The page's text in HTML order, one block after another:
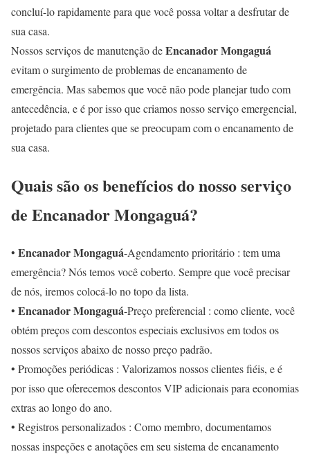
concluí-lo rapidamente para que você possa voltar a desfrutar de
sua casa.
Nossos serviços de manutenção deEncanador Mongaguá
evitam o surgimento de problemas de encanamento de
emergência. Mas sabemos que você não pode planejar tudo com
antecedência, e é por isso que criamos nosso serviço emergencial,
projetado para clientes que se preocupam com o encanamento de
sua casa.
Quais são os benefícios do nosso serviço
de Encanador Mongaguá?
• Encanador Mongaguá-Agendamento prioritário : tem uma
emergência? Nós temos você coberto. Sempre que você precisar
de nós, iremos colocá-lo no topo da lista.
• Encanador Mongaguá-Preço preferencial : como cliente, você
obtém preços com descontos especiais exclusivos em todos os
nossos serviços abaixo de nosso preço padrão.
• Promoções periódicas : Valorizamos nossos clientes fiéis, e é
por isso que oferecemos descontos VIP adicionais para economias
extras ao longo do ano.
• Registros personalizados : Como membro, documentamos
nossas inspeções e anotações em seu sistema de encanamento